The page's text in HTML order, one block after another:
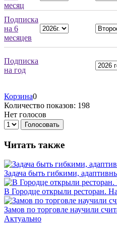
месяц
Подписка
на 6
месяцев
Подписка
на год
Корзина0
Количество показов: 198
Нет голосов
Голосовать
Читать также
Задача быть гибкими,
В Городце открыли ресторан.
Замов по торговле научили
Актуально